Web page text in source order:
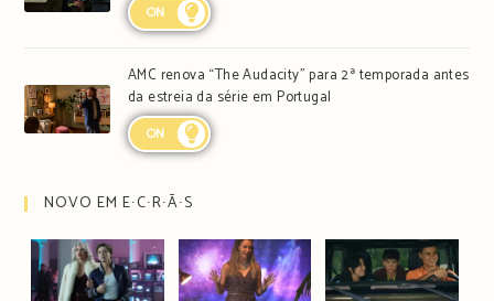
ON
AMC renova “The Audacity” para 2ª temporada antes
da estreia da série em Portugal
ON
NOVO EM E∙C∙R∙Ã∙S